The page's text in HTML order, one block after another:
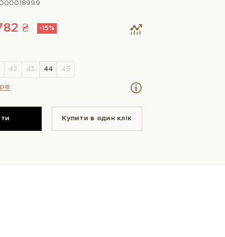
₴ -15%
Купити в один клiк